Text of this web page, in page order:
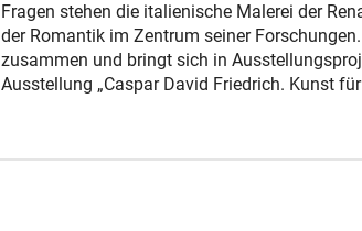
Fragen stehen die italienische Malerei der
der Romantik im Zentrum seiner
zusammen und bringt sich in
Ausstellung „Caspar David Friedrich. Kunst